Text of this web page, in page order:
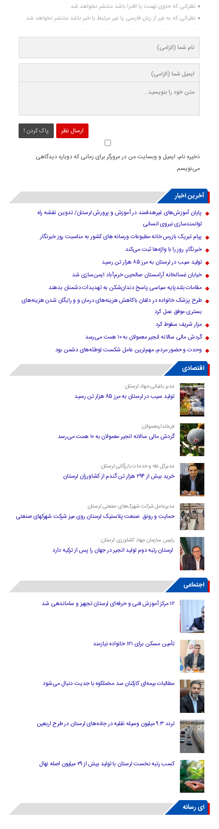
نظراتی که حاوی تهمت یا افترا باشد منتشر نخواهد شد.
نظراتی که به غیر از زبان فارسی یا غیر مرتبط با خبر باشد منتشر نخواهد شد.
ارسال نظر پاک کردن !
ذخیره نام، ایمیل و وبسایت من در مرورگر برای زمانی که دوباره دیدگاهی
می‌نویسم.
آخرین اخبار
پایان آموزش‌های غیرهدفمند در آموزش و پرورش لرستان/ تدوین نقشه راه
توانمندسازی نیروی انسانی
پیام تبریک بازرس خانه مطبوعات ورسانه های کشور به مناسبت روز خبرنگار
خبرنگار، روز را با واژه‌ها ثبت می‌کند
تولید سیب در لرستان به مرز ۸۵ هزار تن رسید
خیابان غسالخانه آرامستان صالحین خرم‌آباد ایمن‌سازی شد
مقامات بلندپایه سیاسی پاسخ دندان‌شکن به تهدیدات دشمنان بدهند
طرح پزشک خانواده در دلفان باکاهش هزینه‌های درمان و و رایگان شدن هزینه‌های
بستری موفق عمل کرد
مزار شریف سقوط کرد
گردش مالی سالانه انجیر معمولان به ۱۰ همت می‌رسد
وحدت و حضور مردم، مهم‌ترین عامل شکست توطئه‌های دشمن بود
اقتصادی
مدیر باغبانی جهاد لرستان :
تولید سیب در لرستان به مرز ۸۵ هزار تن رسید
فرماندارمعمولان:
گردش مالی سالانه انجیر معمولان به ۱۰ همت می‌رسد
مدیرکل غله و خدمات بازرگانی لرستان :
خرید بیش از ۲۹۴ هزار تن گندم از کشاورزان لرستان
مدیرعامل شرکت شهرک‌های صنعتی لرستان:
حمایت و رونق صنعت پلاستیک لرستان روی میز شرکت شهرکهای صنعتی
رئیس سازمان جهاد کشاورزی لرستان:
لرستان رتبه دوم تولید انجیر در جهان را پس از ترکیه دارد
اجتماعی
۱۲ مرکز آموزش فنی و حرفه‌ای لرستان تجهیز و ساماندهی شد
تأمین مسکن برای ۱۲۱ خانواده نیازمند
مطالبات بیمه‌ای کارکنان سد مخملکوه با جدیت دنبال می‌شود
تردد ۹.۳ میلیون وسیله نقلیه در جاده‌های لرستان در طرح اربعین
کسب رتبه نخست لرستان با تولید بیش از ۲۹ میلیون اصله نهال
ای رسانه